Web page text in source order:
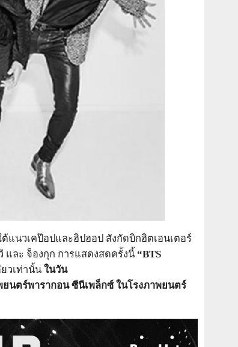
ต้แนวเคป๊อปและฮิปฮอป สังกัดบิกฮิตเอนเตอร์
และ จ็องกุก การแสดงสดครั้งนี้ “BTS
ยวเท่านั้น ในวัน
ยนตร์พารากอนซีนีเพล็กซ์ ในโรงภาพยนตร์